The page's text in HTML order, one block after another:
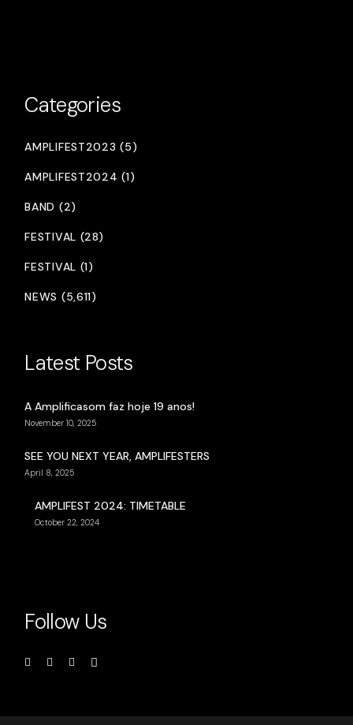
Categories
AMPLIFEST2023 (5)
AMPLIFEST2024 (1)
BAND (2)
FESTIVAL (28)
FESTIVAL (1)
NEWS (5,611)
Latest Posts
A Amplificasom faz hoje 19 anos!
November 10, 2025
SEE YOU NEXT YEAR, AMPLIFESTERS
April 8, 2025
AMPLIFEST 2024: TIMETABLE
October 22, 2024
Follow Us